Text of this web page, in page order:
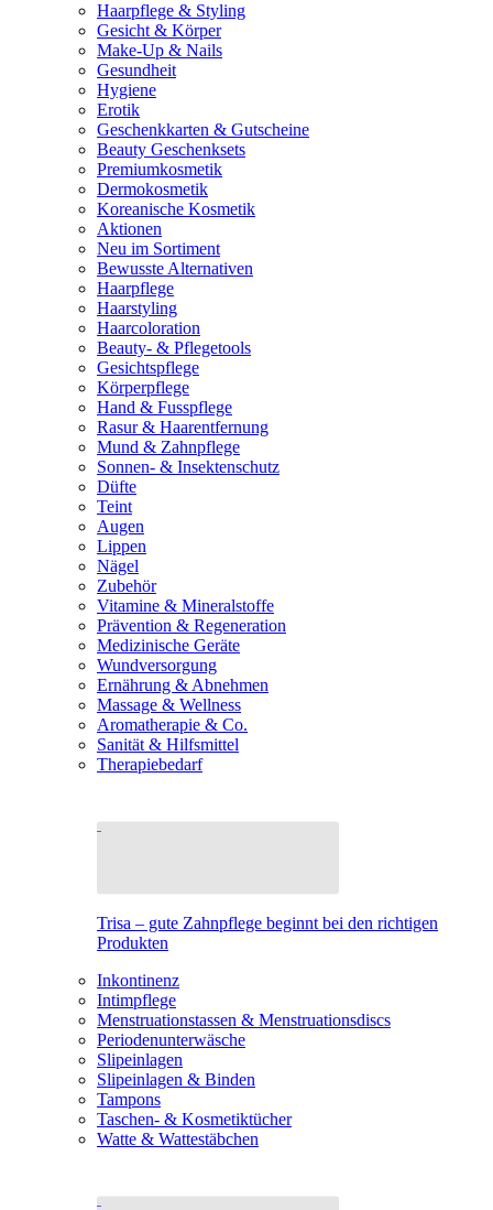
Haarpflege & Styling
Gesicht & Körper
Make-Up & Nails
Gesundheit
Hygiene
Erotik
Geschenkkarten & Gutscheine
Beauty Geschenksets
Premiumkosmetik
Dermokosmetik
Koreanische Kosmetik
Aktionen
Neu im Sortiment
Bewusste Alternativen
Haarpflege
Haarstyling
Haarcoloration
Beauty- & Pflegetools
Gesichtspflege
Körperpflege
Hand & Fusspflege
Rasur & Haarentfernung
Mund & Zahnpflege
Sonnen- & Insektenschutz
Düfte
Teint
Augen
Lippen
Nägel
Zubehör
Vitamine & Mineralstoffe
Prävention & Regeneration
Medizinische Geräte
Wundversorgung
Ernährung & Abnehmen
Massage & Wellness
Aromatherapie & Co.
Sanität & Hilfsmittel
Therapiebedarf
Trisa – gute Zahnpflege beginnt bei den richtigen
Produkten
Inkontinenz
Intimpflege
Menstruationstassen & Menstruationsdiscs
Periodenunterwäsche
Slipeinlagen
Slipeinlagen & Binden
Tampons
Taschen- & Kosmetiktücher
Watte & Wattestäbchen